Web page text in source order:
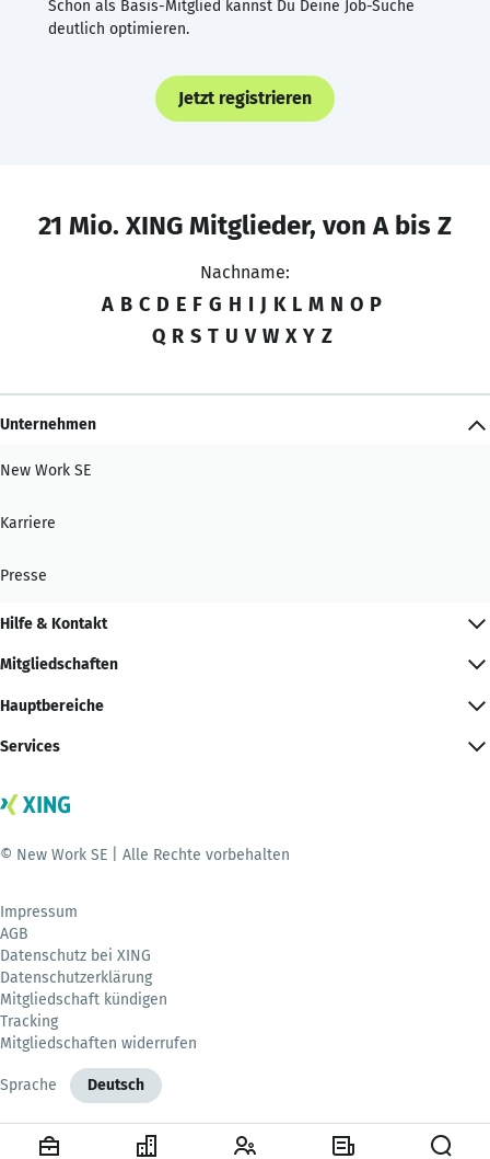
Schon als Basis-Mitglied kannst Du Deine Job-Suche
deutlich optimieren.
Jetzt registrieren
21 Mio. XING Mitglieder, von A bis Z
Nachname:
A B C D E F G H I J K L M N O P
Q R S T U V W X Y Z
Unternehmen
New Work SE
Karriere
Presse
Hilfe & Kontakt
Mitgliedschaften
Hauptbereiche
Services
© New Work SE | Alle Rechte vorbehalten
Impressum
AGB
Datenschutz bei XING
Datenschutzerklärung
Mitgliedschaft kündigen
Tracking
Mitgliedschaften widerrufen
Sprache Deutsch